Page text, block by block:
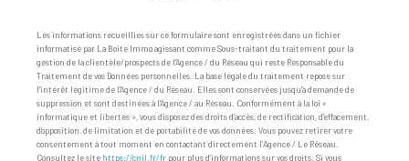
Les informations recueillies sur ce formulaire sont enregistrées dans un fichier
informatisé par La Boite Immo agissant comme Sous-traitant du traitement pour la
gestion de la clientèle/prospects de l'Agence / du Réseau qui reste Responsable du
Traitement de vos Données personnelles. La base légale du traitement repose sur
l'intérêt légitime de l'Agence / du Réseau. Elles sont conservées jusqu'à demande de
suppression et sont destinées à l'Agence / au Réseau. Conformément à la loi «
informatique et libertés », vous disposez des droits d’accès, de rectification, d’effacement,
d’opposition, de limitation et de portabilité de vos données. Vous pouvez retirer votre
consentement à tout moment en contactant directement l’Agence / Le Réseau.
Consultez le site https://cnil.fr/fr pour plus d’informations sur vos droits. Si vous